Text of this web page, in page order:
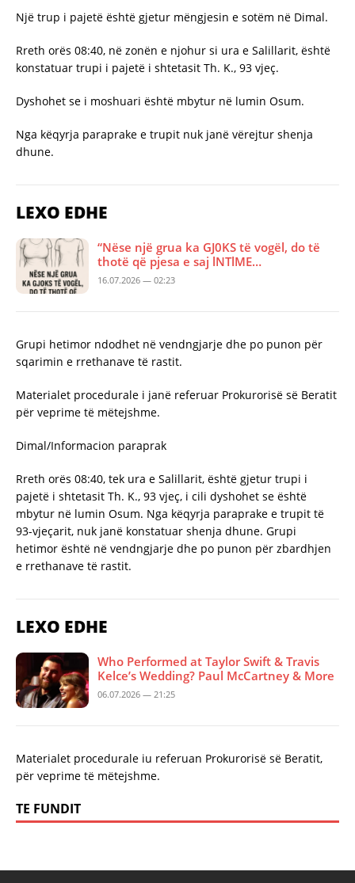
Një trup i pajetë është gjetur mëngjesin e sotëm në Dimal.
Rreth orës 08:40, në zonën e njohur si ura e Salillarit, është
konstatuar trupi i pajetë i shtetasit Th. K., 93 vjeç.
Dyshohet se i moshuari është mbytur në lumin Osum.
Nga këqyrja paraprake e trupit nuk janë vërejtur shenja
dhune.
LEXO EDHE
“Nëse një grua ka GJ0KS të vogël, do të
thotë që pjesa e saj lNTlME…
16.07.2026 — 02:23
Grupi hetimor ndodhet në vendngjarje dhe po punon për
sqarimin e rrethanave të rastit.
Materialet procedurale i janë referuar Prokurorisë së Beratit
për veprime të mëtejshme.
Dimal/Informacion paraprak
Rreth orës 08:40, tek ura e Salillarit, është gjetur trupi i
pajetë i shtetasit Th. K., 93 vjeç, i cili dyshohet se është
mbytur në lumin Osum. Nga këqyrja paraprake e trupit të
93-vjeçarit, nuk janë konstatuar shenja dhune. Grupi
hetimor është në vendngjarje dhe po punon për zbardhjen
e rrethanave të rastit.
LEXO EDHE
Who Performed at Taylor Swift & Travis
Kelce’s Wedding? Paul McCartney & More
06.07.2026 — 21:25
Materialet procedurale iu referuan Prokurorisë së Beratit,
për veprime të mëtejshme.
TE FUNDIT